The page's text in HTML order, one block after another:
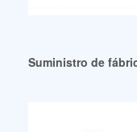
Suministro de